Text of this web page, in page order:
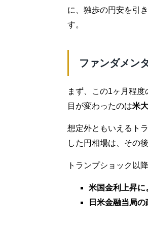
に、独歩の円安を引
す。
ファンダメン
まず、この1ヶ月程度
目が変わったのは米
想定外ともいえるト
した円相場は、その後
トランプショック以
米国金利上昇
日米金融当局